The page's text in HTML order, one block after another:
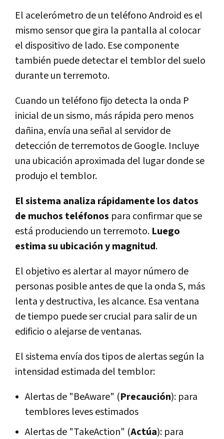
El acelerómetro de un teléfono Android es el
mismo sensor que gira la pantalla al colocar
el dispositivo de lado. Ese componente
también puede detectar el temblor del suelo
durante un terremoto.
Cuando un teléfono fijo detecta la onda P
inicial de un sismo, más rápida pero menos
dañina, envía una señal al servidor de
detección de terremotos de Google. Incluye
una ubicación aproximada del lugar donde se
produjo el temblor.
El sistema analiza rápidamente los datos
de muchos teléfonos para confirmar que se
está produciendo un terremoto. Luego
estima su ubicación y magnitud.
El objetivo es alertar al mayor número de
personas posible antes de que la onda S, más
lenta y destructiva, les alcance. Esa ventana
de tiempo puede ser crucial para salir de un
edificio o alejarse de ventanas.
El sistema envía dos tipos de alertas según la
intensidad estimada del temblor:
Alertas de "BeAware" (Precaución): para
temblores leves estimados
Alertas de "TakeAction" (Actúa): para